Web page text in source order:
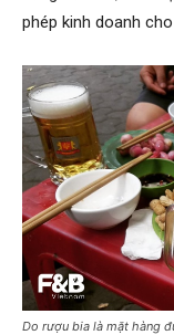
phép kinh doanh
Do rượu bia là mặt hàng